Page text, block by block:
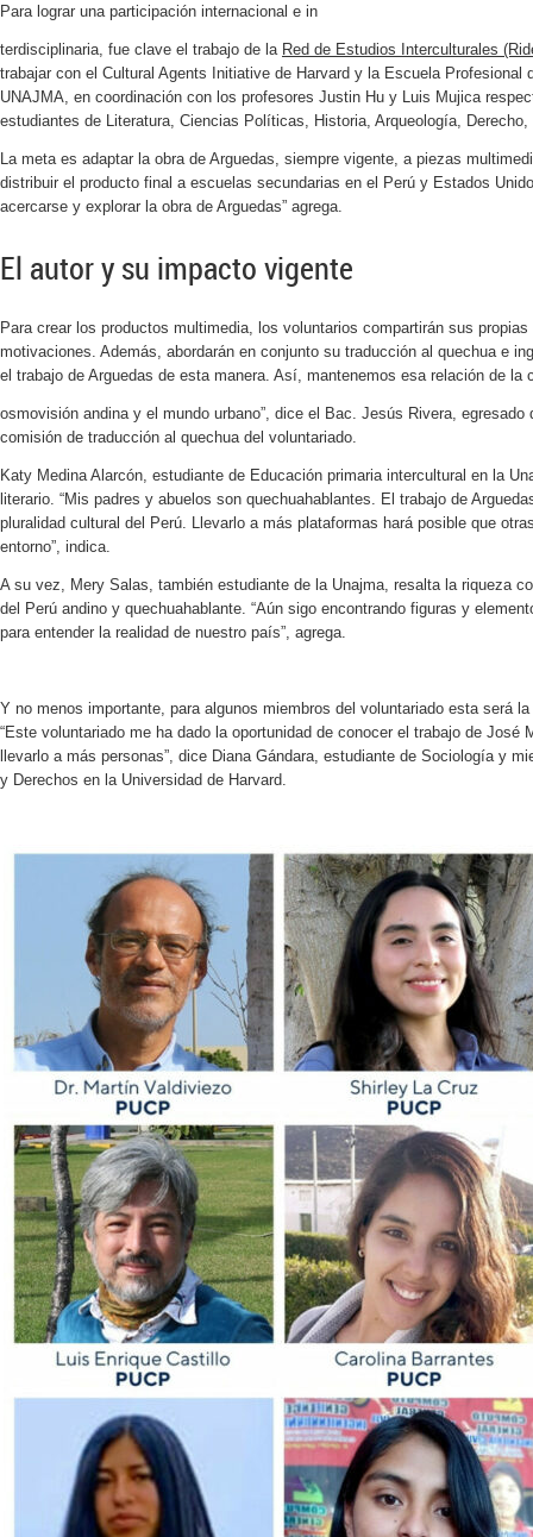
Para lograr una participación internacional e in
terdisciplinaria, fue clave el trabajo de la Red de Estudios Interculturales
trabajar con el Cultural Agents Initiative de Harvard y la Escuela Profesional
UNAJMA, en coordinación con los profesores Justin Hu y Luis Mujica
estudiantes de Literatura, Ciencias Políticas, Historia, Arqueología,
La meta es adaptar la obra de Arguedas, siempre vigente, a piezas
distribuir el producto final a escuelas secundarias en el Perú y Estados
acercarse y explorar la obra de Arguedas” agrega.
El autor y su impacto vigente
Para crear los productos multimedia, los voluntarios compartirán sus
motivaciones. Además, abordarán en conjunto su traducción al quechua e
el trabajo de Arguedas de esta manera. Así, mantenemos esa relación de la
osmovisión andina y el mundo urbano”, dice el Bac. Jesús Rivera,
comisión de traducción al quechua del voluntariado.
Katy Medina Alarcón, estudiante de Educación primaria intercultural en la
literario. “Mis padres y abuelos son quechuahablantes. El trabajo de
pluralidad cultural del Perú. Llevarlo a más plataformas hará posible que
entorno”, indica.
A su vez, Mery Salas, también estudiante de la Unajma, resalta la riqueza
del Perú andino y quechuahablante. “Aún sigo encontrando figuras y
para entender la realidad de nuestro país”, agrega.
Y no menos importante, para algunos miembros del voluntariado esta será
“Este voluntariado me ha dado la oportunidad de conocer el trabajo de José
llevarlo a más personas”, dice Diana Gándara, estudiante de Sociología y
y Derechos en la Universidad de Harvard.